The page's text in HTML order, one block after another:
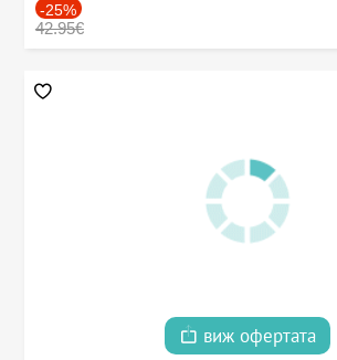
-25%
42.95€
виж офертата